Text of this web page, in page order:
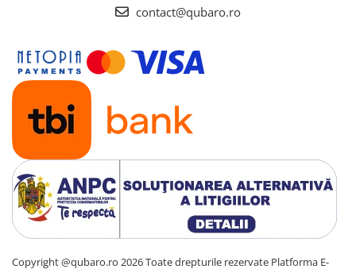
locuințe contemporane
Pantofarul se integrează perfect în hol, dressing sau chiar în spații
contact@qubaro.ro
Copyright @qubaro.ro 2026 Toate drepturile rezervate Platforma E-